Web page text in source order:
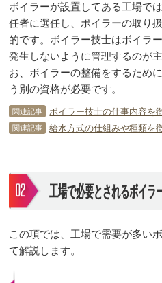
ボイラーが設置してある工場で
任者に選任し、ボイラーの取り
的です。ボイラー技士はボイラ
発生しないように管理するのが
お、ボイラーの整備をするため
う別の資格が必要です。
関連記事
関連記事 給水方式の仕組みや種類を
工場で必要とされるボイラ
この項では、工場で需要が多い
て解説します。